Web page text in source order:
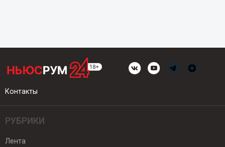
Контакты
РУБРИКИ
Лента